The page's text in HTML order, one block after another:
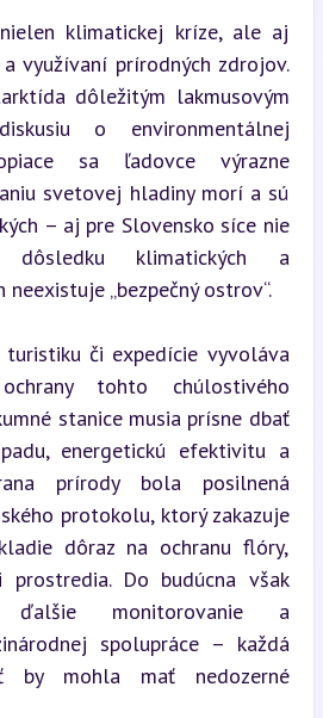
klimatickej kríze, ale aj
využívaní prírodných zdrojov.
dôležitým lakmusovým
o environmentálnej
sa ľadovce výrazne
svetovej hladiny morí a sú
– aj pre Slovensko síce nie
klimatických a
neexistuje „bezpečný ostrov“.
turistiku či expedície vyvoláva
tohto chúlostivého
stanice musia prísne dbať
energetickú efektivitu a
prírody bola posilnená
protokolu, ktorý zakazuje
dôraz na ochranu flóry,
Do budúcna však
ďalšie monitorovanie a
spolupráce – každá
by mohla mať nedozerné